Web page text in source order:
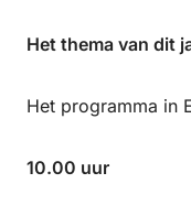
Het thema van dit
Het programma in
10.00 uur